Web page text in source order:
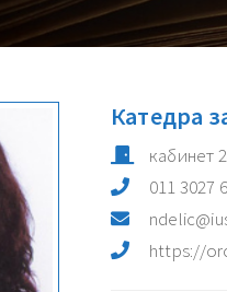
Катедра
кабинет
011 3027
https://